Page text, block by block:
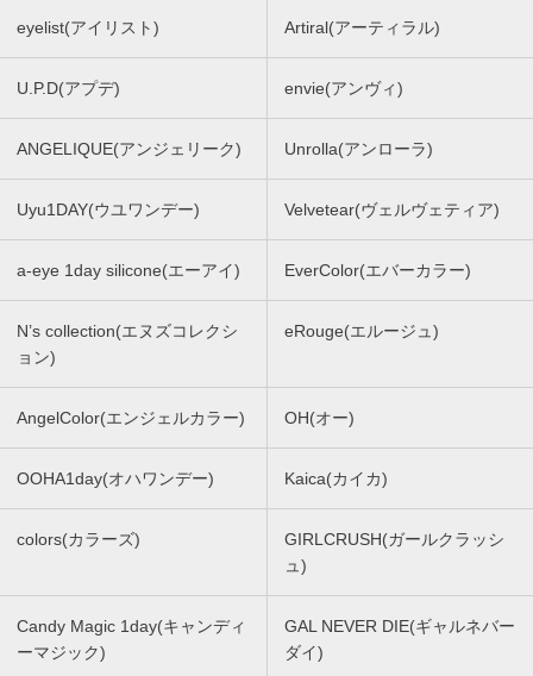
eyelist(アイリスト) Artiral(アーティラル)
U.P.D(アプデ) envie(アンヴィ)
ANGELIQUE(アンジェリーク) Unrolla(アンローラ)
Uyu1DAY(ウユワンデー) Velvetear(ヴェルヴェティア)
a-eye 1day silicone(エーアイ) EverColor(エバーカラー)
N’s collection(エヌズコレクシ
ョン)
eRouge(エルージュ)
AngelColor(エンジェルカラー) OH(オー)
OOHA1day(オハワンデー) Kaica(カイカ)
colors(カラーズ)
GIRLCRUSH(ガールクラッシ
ュ)
Candy Magic 1day(キャンディ
ーマジック)
GAL NEVER DIE(ギャルネバー
ダイ)